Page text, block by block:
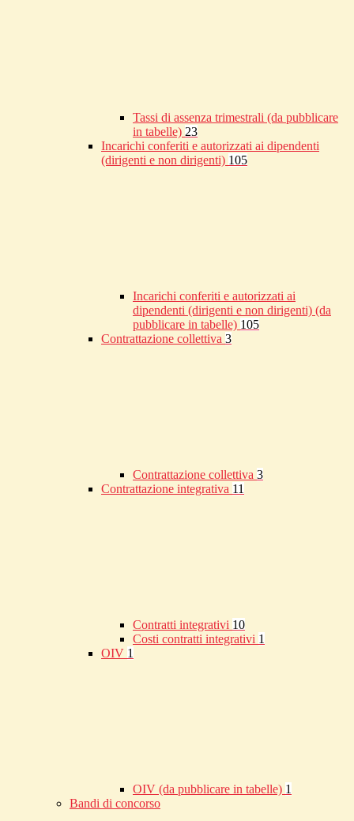
Tassi di assenza trimestrali (da pubblicare
in tabelle) 23
Incarichi conferiti e autorizzati ai dipendenti
(dirigenti e non dirigenti) 105
Incarichi conferiti e autorizzati ai
dipendenti (dirigenti e non dirigenti) (da
pubblicare in tabelle) 105
Contrattazione collettiva 3
Contrattazione collettiva 3
Contrattazione integrativa 11
Contratti integrativi 10
Costi contratti integrativi 1
OIV 1
OIV (da pubblicare in tabelle) 1
Bandi di concorso